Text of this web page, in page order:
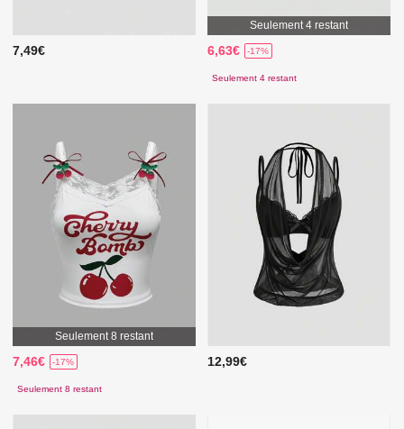
7,49€
Seulement 4 restant
6,63€ -17%
Seulement 4 restant
Seulement 8 restant
7,46€ -17%
Seulement 8 restant
12,99€